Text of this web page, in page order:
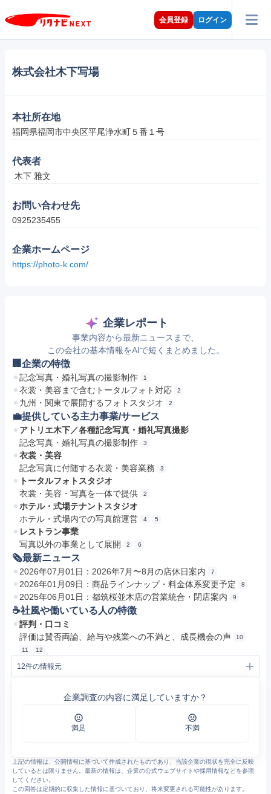
会員登録 ログイン
株式会社木下写場
本社所在地
福岡県福岡市中央区平尾浄水町５番１号
代表者
木下 雅文
お問い合わせ先
0925235455
企業ホームページ
https://photo-k.com/
企業レポート
事業内容から最新ニュースまで、
この会社の基本情報をAIで短くまとめました。
🏢企業の特徴
記念写真・婚礼写真の撮影制作 1
衣裳・美容まで含むトータルフォト対応 2
九州・関東で展開するフォトスタジオ 2
💼提供している主力事業/サービス
アトリエ木下／各種記念写真・婚礼写真撮影
記念写真・婚礼写真の撮影制作
3
衣裳・美容
記念写真に付随する衣裳・美容業務
3
トータルフォトスタジオ
衣裳・美容・写真を一体で提供
2
ホテル・式場テナントスタジオ
ホテル・式場内での写真館運営
4 5
レストラン事業
写真以外の事業として展開
2 6
🗞最新ニュース
2026年07月01日：2026年7月〜8月の店休日案内 7
2026年01月09日：商品ラインナップ・料金体系変更予定 8
2025年06月01日：都筑桜並木店の営業統合・閉店案内 9
☕️社風や働いている人の特徴
評判・口コミ
評価は賛否両論、給与や残業への不満と、成長機会の声
10
11
12
12件の情報元
七五三写真撮影ならアトリエ木下｜東京・横浜・福岡・北九州
ショップリスト｜東京・横浜・福岡・北九州の子供写真館 アトリエ木下
アトリエ木下 | リクルート メッセージ
10
木下写場の評判・口コミ - エン カイシャの評判 (7758)
11https://jobtalk.jp/companies/81658/answers?question_codes=earns
12https://jobtalk.jp/companies/81658/answers?topic=%E6%AE%8B%E6%A5%AD
企業調査の内容に満足していますか？
満足 不満
上記の情報は、公開情報に基づいて作成されたものであり、当該企業の現状を完全に反映
しているとは限りません。最新の情報は、企業の公式ウェブサイトや採用情報などを参照
してください。
この回答は定期的に収集した情報に基づいており、将来変更される可能性があります。